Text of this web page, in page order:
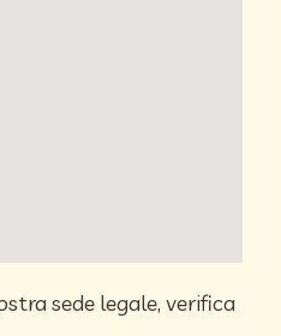
sede legale, verifica